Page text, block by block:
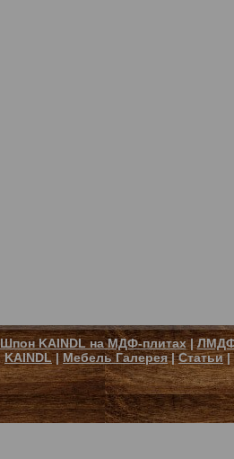
Шпон KAINDL на МДФ-плитах|ЛМДФ
KAINDL| Мебель Галерея|Статьи|